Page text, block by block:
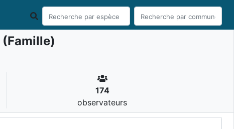
(Famille)
174
observateurs